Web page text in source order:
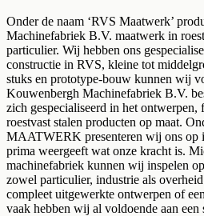
Onder de naam ‘RVS Maatwerk’
Machinefabriek B.V. maatwerk in
particulier. Wij hebben ons
constructie in RVS, kleine tot
stuks en prototype-bouw kunnen wij
Kouwenbergh Machinefabriek B.V.
zich gespecialiseerd in het ontwerpen,
roestvast stalen producten op maat.
MAATWERK presenteren wij ons op
prima weergeeft wat onze kracht is.
machinefabriek kunnen wij inspelen
zowel particulier, industrie als
compleet uitgewerkte ontwerpen of
vaak hebben wij al voldoende aan een